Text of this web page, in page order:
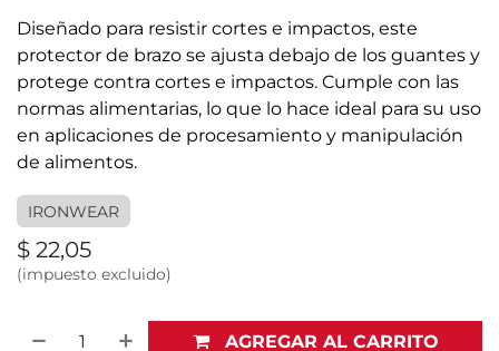
Diseñado para resistir cortes e impactos, este
protector de brazo se ajusta debajo de los guantes y
protege contra cortes e impactos. Cumple con las
normas alimentarias, lo que lo hace ideal para su uso
en aplicaciones de procesamiento y manipulación
de alimentos.
IRONWEAR
$ 22,05
(impuesto excluido)
AGREGAR AL CARRITO